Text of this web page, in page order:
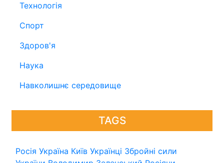
Технологія
Спорт
Здоров'я
Наука
Навколишнє середовище
TAGS
Росія Україна Київ Українці Збройні сили